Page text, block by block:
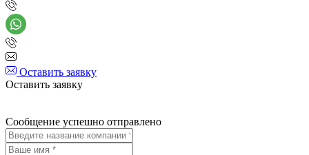
Оставить заявку
Оставить заявку
Сообщение успешно отправлено